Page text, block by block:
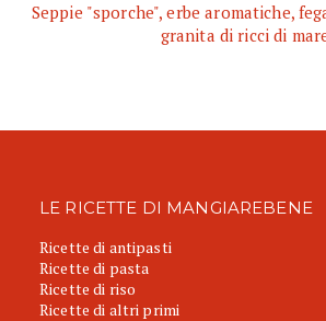
Seppie "sporche", erbe aromatiche,
granita di ricci di
LE RICETTE DI MANGIAREBENE
Ricette di antipasti
Ricette di pasta
Ricette di riso
Ricette di altri primi